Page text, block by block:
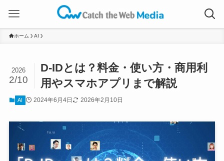
ホーム AI
D-IDとは？料金・使い方・商用利
用やスマホアプリまで解説
2026
2/10
AI 2024年6月4日 2026年2月10日